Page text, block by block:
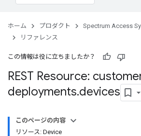
ホーム プロダクト
Spectrum Access
リファレンス
この情報は役に立ちましたか？
REST Resource:
deployments.devices
このページの内容
リソース: Device